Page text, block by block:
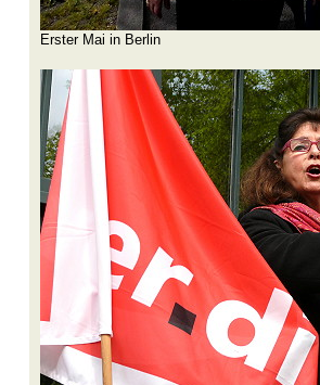
Erster Mai in Berlin